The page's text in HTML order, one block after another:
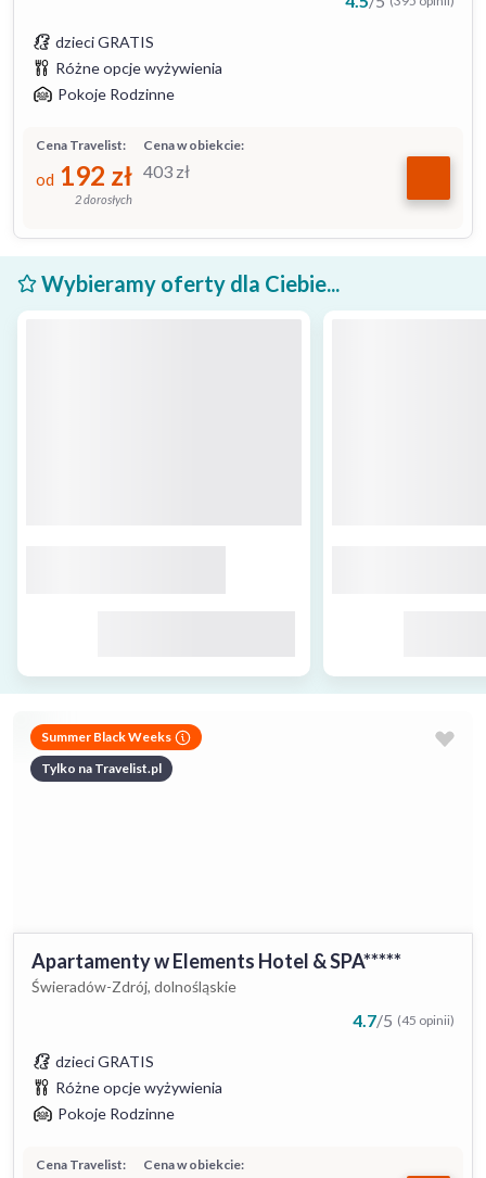
dzieci GRATIS
Różne opcje wyżywienia
Pokoje Rodzinne
Cena w obiekcie:
403 zł
Cena Travelist:
od 192 zł
2 dorosłych
Wybieramy oferty dla Ciebie...
Summer Black Weeks
Tylko na Travelist.pl
Apartamenty w Elements Hotel & SPA*****
Świeradów-Zdrój, dolnośląskie
4.7/5 (45 opinii)
dzieci GRATIS
Różne opcje wyżywienia
Pokoje Rodzinne
Cena w obiekcie:
Cena Travelist: